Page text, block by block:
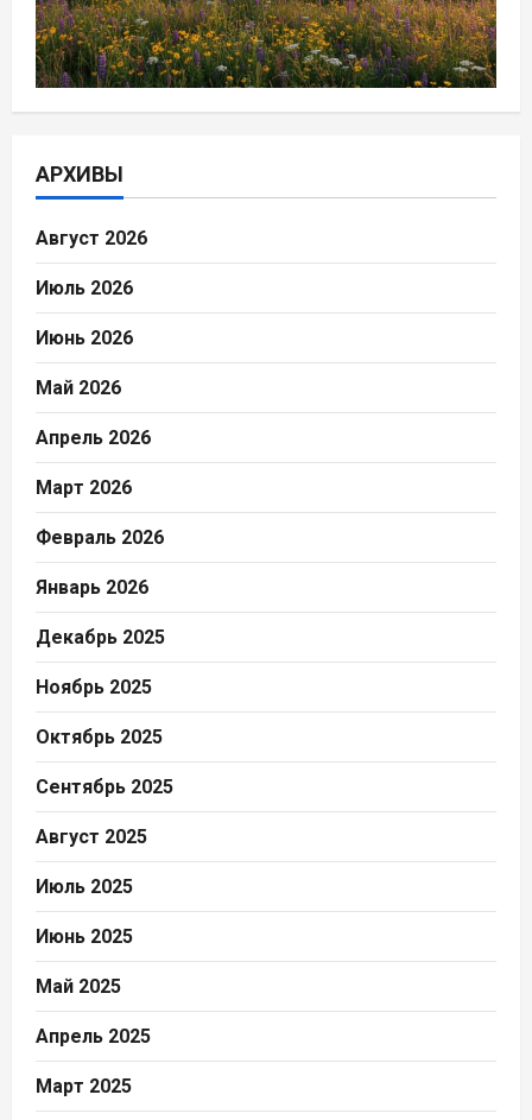
АРХИВЫ
Август 2026
Июль 2026
Июнь 2026
Май 2026
Апрель 2026
Март 2026
Февраль 2026
Январь 2026
Декабрь 2025
Ноябрь 2025
Октябрь 2025
Сентябрь 2025
Август 2025
Июль 2025
Июнь 2025
Май 2025
Апрель 2025
Март 2025